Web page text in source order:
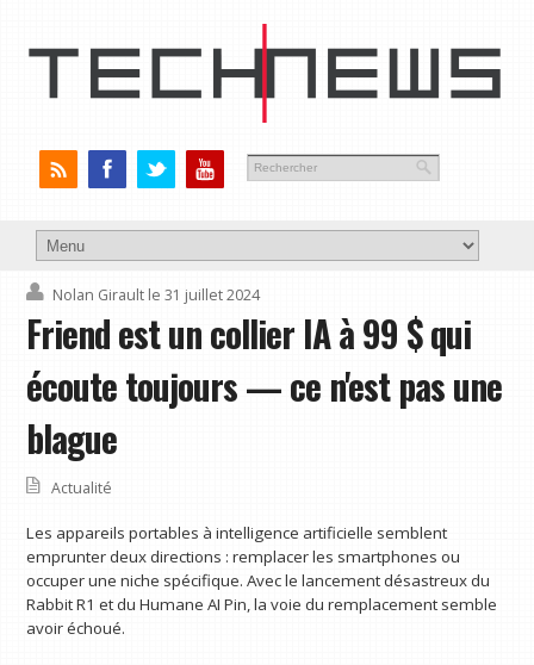
Nolan Girault le 31 juillet 2024
Friend est un collier IA à 99 $ qui
écoute toujours — ce n'est pas une
blague
Actualité
Les appareils portables à intelligence artificielle semblent
emprunter deux directions : remplacer les smartphones ou
occuper une niche spécifique. Avec le lancement désastreux du
Rabbit R1 et du Humane AI Pin, la voie du remplacement semble
avoir échoué.